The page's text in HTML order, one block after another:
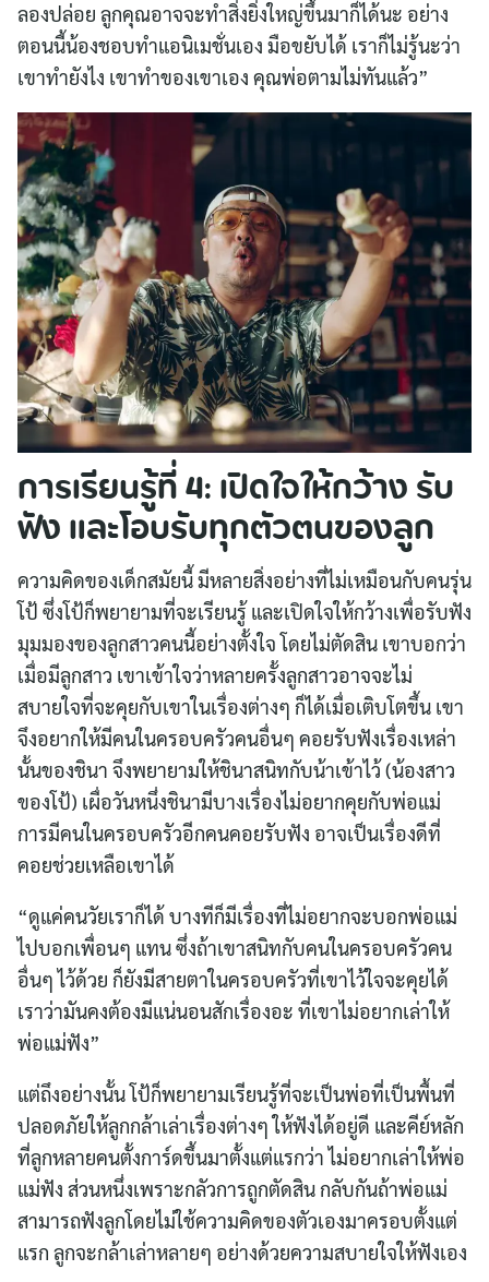
ลองปล่อย ลูกคุณอาจจะทำสิ่งยิ่งใหญ่ขึ้นมาก็ได้นะ อย่าง
ตอนนี้น้องชอบทำแอนิเมชั่นเอง มือขยับได้ เราก็ไม่รู้นะว่า
เขาทำยังไง เขาทำของเขาเอง คุณพ่อตามไม่ทันแล้ว”
การเรียนรู้ที่ 4: เปิดใจให้กว้าง รับ
ฟัง และโอบรับทุกตัวตนของลูก
ความคิดของเด็กสมัยนี้ มีหลายสิ่งอย่างที่ไม่เหมือนกับคนรุ่น
โป้ ซึ่งโป้ก็พยายามที่จะเรียนรู้ และเปิดใจให้กว้างเพื่อรับฟัง
มุมมองของลูกสาวคนนี้อย่างตั้งใจ โดยไม่ตัดสิน เขาบอกว่า
เมื่อมีลูกสาว เขาเข้าใจว่าหลายครั้งลูกสาวอาจจะไม่
สบายใจที่จะคุยกับเขาในเรื่องต่างๆ ก็ได้เมื่อเติบโตขึ้น เขา
จึงอยากให้มีคนในครอบครัวคนอื่นๆ คอยรับฟังเรื่องเหล่า
นั้นของชินา จึงพยายามให้ชินาสนิทกับน้าเข้าไว้ (น้องสาว
ของโป้) เผื่อวันหนึ่งชินามีบางเรื่องไม่อยากคุยกับพ่อแม่
การมีคนในครอบครัวอีกคนคอยรับฟัง อาจเป็นเรื่องดีที่
คอยช่วยเหลือเขาได้
“ดูแค่คนวัยเราก็ได้ บางทีก็มีเรื่องที่ไม่อยากจะบอกพ่อแม่
ไปบอกเพื่อนๆ แทน ซึ่งถ้าเขาสนิทกับคนในครอบครัวคน
อื่นๆ ไว้ด้วย ก็ยังมีสายตาในครอบครัวที่เขาไว้ใจจะคุยได้
เราว่ามันคงต้องมีแน่นอนสักเรื่องอะ ที่เขาไม่อยากเล่าให้
พ่อแม่ฟัง”
แต่ถึงอย่างนั้น โป้ก็พยายามเรียนรู้ที่จะเป็นพ่อที่เป็นพื้นที่
ปลอดภัยให้ลูกกล้าเล่าเรื่องต่างๆ ให้ฟังได้อยู่ดี และคีย์หลัก
ที่ลูกหลายคนตั้งการ์ดขึ้นมาตั้งแต่แรกว่า ไม่อยากเล่าให้พ่อ
แม่ฟัง ส่วนหนึ่งเพราะกลัวการถูกตัดสิน กลับกันถ้าพ่อแม่
สามารถฟังลูกโดยไม่ใช้ความคิดของตัวเองมาครอบตั้งแต่
แรก ลูกจะกล้าเล่าหลายๆ อย่างด้วยความสบายใจให้ฟังเอง